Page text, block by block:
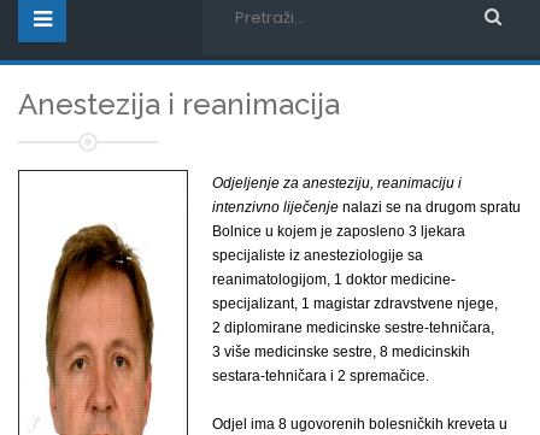
Anestezija i reanimacija
Odjeljenje za anesteziju, reanimaciju i
intenzivno liječenje nalazi se na drugom spratu
Bolnice u kojem je zaposleno 3 ljekara
specijaliste iz anesteziologije sa
reanimatologijom, 1 doktor medicine-
specijalizant, 1 magistar zdravstvene njege,
2 diplomirane medicinske sestre-tehničara,
3 više medicinske sestre, 8 medicinskih
sestara-tehničara i 2 spremačice.
Odjel ima 8 ugovorenih bolesničkih kreveta u